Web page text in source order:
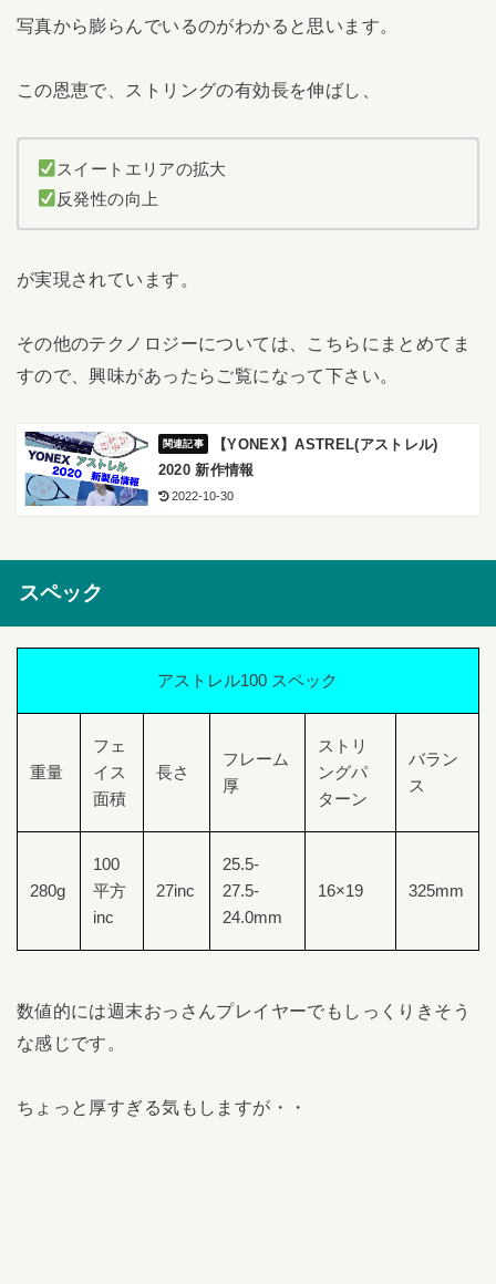
写真から膨らんでいるのがわかると思います。
この恩恵で、ストリングの有効長を伸ばし、
スイートエリアの拡大
反発性の向上
が実現されています。
その他のテクノロジーについては、こちらにまとめてま
すので、興味があったらご覧になって下さい。
【YONEX】ASTREL(アストレル)
2020 新作情報
2022-10-30
スペック
アストレル100 スペック
重量
フェ
イス
面積
長さ
フレーム
厚
ストリ
ングパ
ターン
バラン
ス
280g
100
平方
inc
27inc
25.5-
27.5-
24.0mm
16×19 325mm
数値的には週末おっさんプレイヤーでもしっくりきそう
な感じです。
ちょっと厚すぎる気もしますが・・